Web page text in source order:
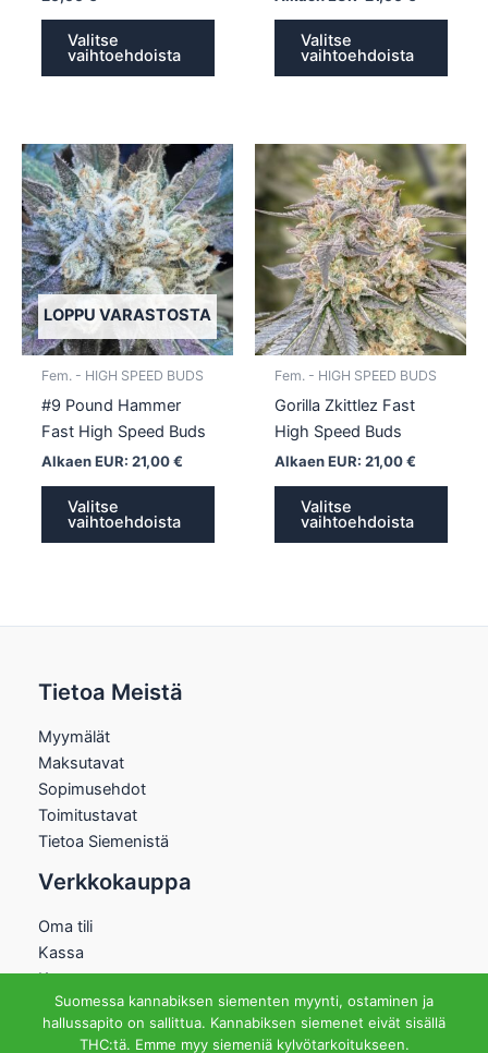
Valitse
vaihtoehdoista
Valitse
vaihtoehdoista
LOPPU VARASTOSTA
Fem. - HIGH SPEED BUDS
#9 Pound Hammer
Fast High Speed Buds
Alkaen EUR: 21,00€
Valitse
vaihtoehdoista
Tällä
tuotteella
on
useampi
muunnelma.
Voit
tehdä
valinnat
Fem. - HIGH SPEED BUDS
Gorilla Zkittlez Fast
High Speed Buds
Alkaen EUR: 21,00€
Valitse
vaihtoehdoista
Tällä
on
Voit
tehdä
Tietoa Meistä
Myymälät
Maksutavat
Sopimusehdot
Toimitustavat
Tietoa Siemenistä
Verkkokauppa
Oma tili
Kassa
Kauppa
Ostoskori
Helsingin Myymälä
Suomessa kannabiksen siementen myynti, ostaminen ja
hallussapito on sallittua. Kannabiksen siemenet eivät sisällä
THC:tä. Emme myy siemeniä kylvötarkoitukseen.